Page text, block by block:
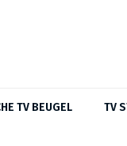
TV BEUGEL TV